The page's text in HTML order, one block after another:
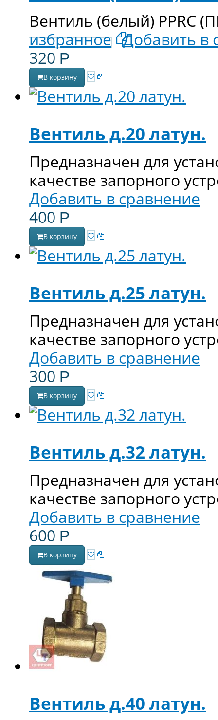
Вентиль (белый) PPRC
избранное Добавить в
320 Р
В корзину
Вентиль д.20 латун.
Предназначен для
качестве запорного
Добавить в сравнение
400 Р
В корзину
Вентиль д.25 латун.
Предназначен для
качестве запорного
Добавить в сравнение
300 Р
В корзину
Вентиль д.32 латун.
Предназначен для
качестве запорного
Добавить в сравнение
600 Р
В корзину
Вентиль д.40 латун.